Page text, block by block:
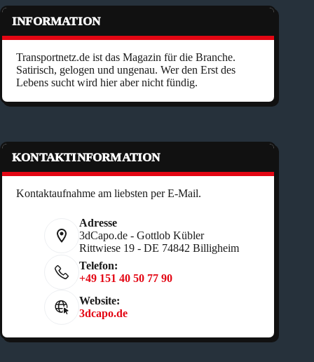
INFORMATION
Transportnetz.de ist das Magazin für die Branche.
Satirisch, gelogen und ungenau. Wer den Erst des
Lebens sucht wird hier aber nicht fündig.
KONTAKTINFORMATION
Kontaktaufnahme am liebsten per E-Mail.
Adresse
3dCapo.de - Gottlob Kübler
Rittwiese 19 - DE 74842 Billigheim
Telefon:
+49 151 40 50 77 90
Website:
3dcapo.de